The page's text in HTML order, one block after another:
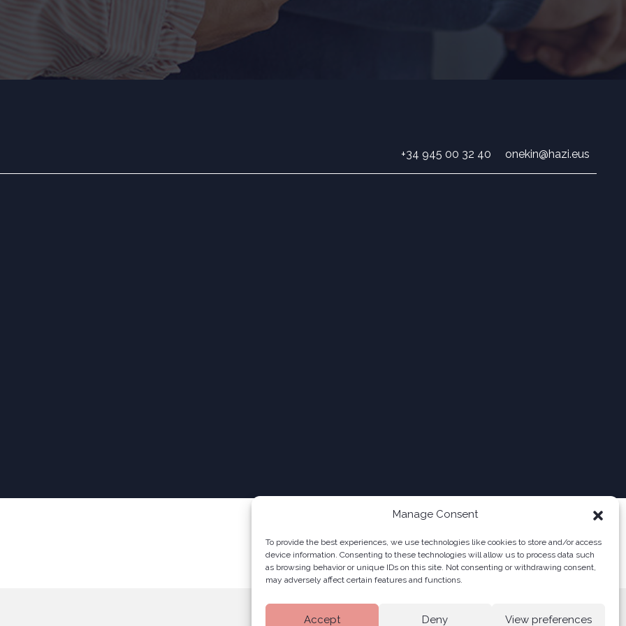
Manage Consent
To provide the best experiences, we use technologies like cookies to store and/or access
device information. Consenting to these technologies will allow us to process data such
as browsing behavior or unique IDs on this site. Not consenting or withdrawing consent,
may adversely affect certain features and functions.
Accept Deny View preferences
+34 945 00 32 40 onekin@hazi.eus